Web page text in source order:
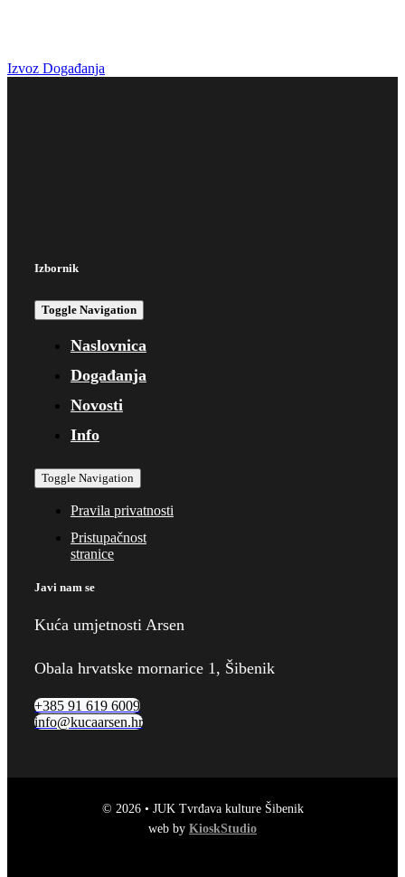
Izvoz Događanja
Izbornik
Toggle Navigation
Naslovnica
Događanja
Novosti
Info
Toggle Navigation
Pravila privatnosti
Pristupačnost
stranice
Javi nam se
Kuća umjetnosti Arsen
Obala hrvatske mornarice 1, Šibenik
+385 91 619 6009
info@kucaarsen.hr
© 2026 • JUK Tvrđava kulture Šibenik
web by KioskStudio